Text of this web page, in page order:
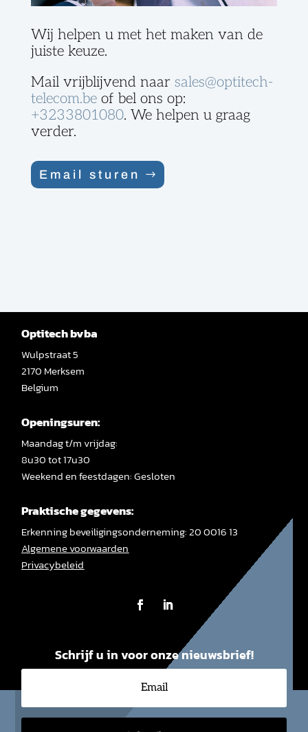
Wij helpen u met het maken van de
juiste keuze.
Mail vrijblijvend naar sales@optitech-
telecom.beof bel ons op:
+3233801080. We helpen u graag
verder.
Email sturen
Optitech bvba
Wulpstraat 5
2170 Merksem
Belgium
Openingsuren:
Maandag t/m vrijdag:
8u30 tot 17u30
Weekend en feestdagen: Gesloten
Praktische gegevens:
Erkenning beveiligingsonderneming: 20 0016 13
Algemene voorwaarden
Privacybeleid
Schrijf u in voor onze nieuwsbrief!